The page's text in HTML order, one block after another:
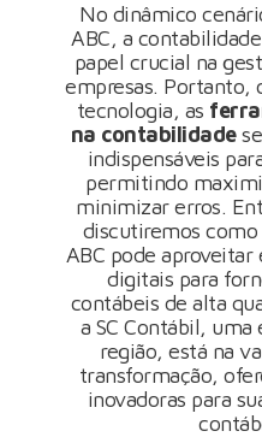
No dinâmico
ABC, a
papel crucial na
empresas. Portanto,
tecnologia, as
na contabilidade
indispensáveis
permitindo
minimizar erros.
discutiremos
ABC pode aproveitar
digitais para
contábeis de alta
a SC Contábil,
região, está na
transformação,
inovadoras para